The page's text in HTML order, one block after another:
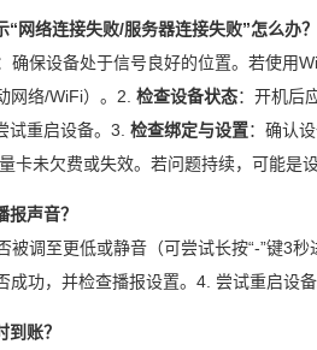
网络连接失败/服务器连接失败”怎么办？
确保设备处于信号良好的位置。若使用
网络/WiFi）。2. 检查设备状态：开机后
试重启设备。3. 检查绑定与设置：确认
卡未欠费或失效。若问题持续，可能是
声音？
被调至更低或静音（可尝试长按“-”键3
成功，并检查播报设置。4. 尝试重启设
账？